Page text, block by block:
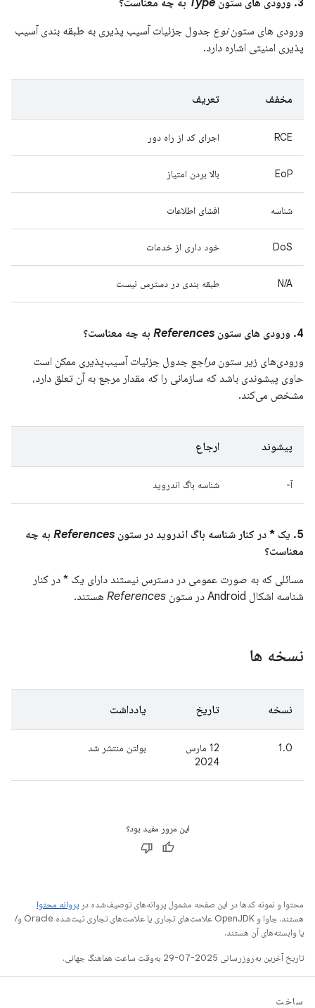
3. ورودی های ستون Type به چه معناست؟
ورودی های ستوننوع جدول جزئیات آسیب پذیری به طبقه بندی آسیب
پذیری امنیتی اشاره دارد.
مخفف تعریف
RCE اجرای کد از راه دور
EoP بالا بردن امتیاز
شناسه افشای اطلاعات
DoS خود داری از خدمات
N/A طبقه بندی در دسترس نیست
4. ورودی های ستون References به چه معناست؟
ورودی‌های زیر ستون مراجع جدول جزئیات آسیب‌پذیری ممکن است
حاوی پیشوندی باشد که سازمانی را که مقدار مرجع به آن تعلق دارد،
مشخص می‌کند.
پیشوند ارجاع
آ- شناسه باگ اندروید
5. یک * در کنار شناسه باگ اندروید در ستون References به چه
معناست؟
مسائلی که به صورت عمومی در دسترس نیستند دارای یک * در کنار
شناسه اشکال Android در ستون
References هستند.
نسخه ها
نسخه تاریخ یادداشت
1.0
12 مارس
2024
بولتن منتشر شد
این مرور مفید بود؟
محتوا و نمونه کدها در این صفحه مشمول پروانه‌های توصیف‌شده در پروانه محتوا
هستند. جاوا و OpenJDK علامت‌های تجاری یا علامت‌های تجاری ثبت‌شده Oracle و/
یا وابسته‌های آن هستند.
تاریخ آخرین به‌روزرسانی 2025-07-29 به‌وقت ساعت هماهنگ جهانی.
ساخت